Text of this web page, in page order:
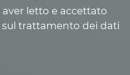
letto e accettato
sul trattamento dei dati